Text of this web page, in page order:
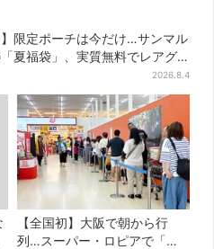
】限定ポーチは今だけ…サンマル
夏福袋」、実質無料でレアグ
2026.8.4
【全国初】大阪で朝から行
列…スーパー・ロピアで「ど